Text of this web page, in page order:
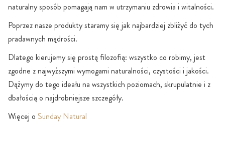
naturalny sposób pomagają nam w utrzymaniu zdrowia i witalności.
Poprzez nasze produkty staramy się jak najbardziej zbliżyć do tych
pradawnych mądrości.
Dlatego kierujemy się prostą filozofią: wszystko co robimy, jest
zgodne z najwyższymi wymogami naturalności, czystości i jakości.
Dążymy do tego ideału na wszystkich poziomach, skrupulatnie i z
dbałością o najdrobniejsze szczegóły.
Więcej o Sunday Natural